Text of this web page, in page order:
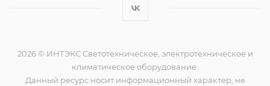
2026 © ИНТЭКС Светотехническое, электротехническое и
климатическое оборудование.
Данный ресурс носит информационный характер, не